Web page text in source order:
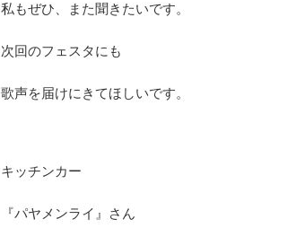
私もぜひ、また聞きたいです。
次回のフェスタにも
歌声を届けにきてほしいです。
キッチンカー
『パヤメンライ』さん